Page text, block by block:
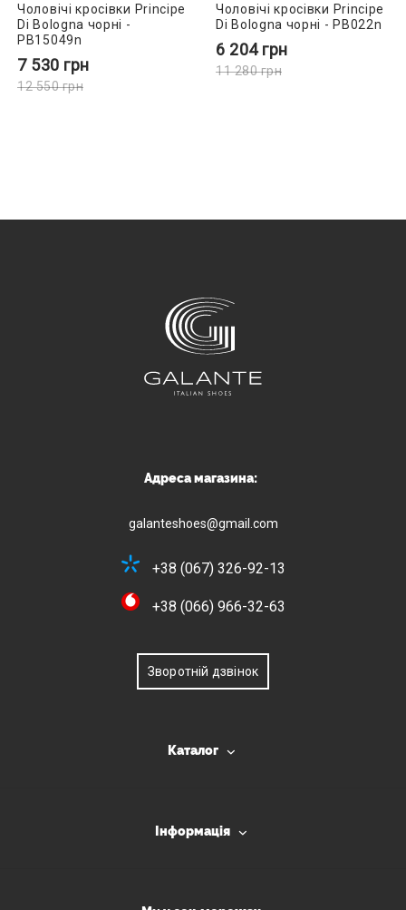
Чоловічі кросівки Principe
Di Bologna чорні -
PB15049n
7 530 грн
12 550грн
Чоловічі кросівки Principe
Di Bologna чорні - PB022n
6 204грн
11 280грн
Адреса магазина:
galanteshoes@gmail.com
+38 (067) 326-92-13
+38 (066) 966-32-63
Зворотній дзвінок
Каталог
Інформація